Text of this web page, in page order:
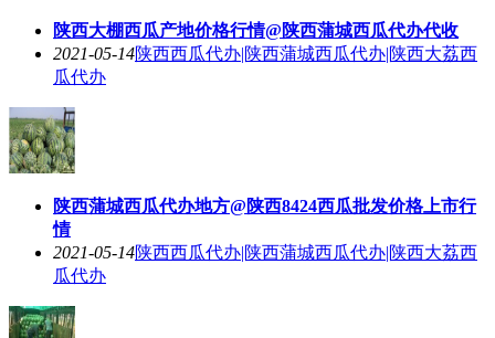
陕西大棚西瓜产地价格行情@陕西蒲城西瓜代办代收
2021-05-14陕西西瓜代办|陕西蒲城西瓜代办|陕西大荔西
瓜代办
陕西蒲城西瓜代办地方@陕西8424西瓜批发价格上市行
情
2021-05-14陕西西瓜代办|陕西蒲城西瓜代办|陕西大荔西
瓜代办